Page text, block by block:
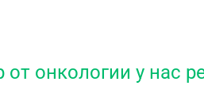
онкологии у нас